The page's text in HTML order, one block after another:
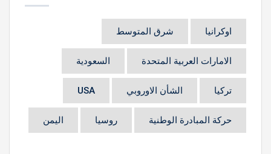
اوكرانيا شرق المتوسط
الامارات العربية المتحدة السعودية
تركيا الشأن الاوروبي USA
حركة المبادرة الوطنية روسيا اليمن